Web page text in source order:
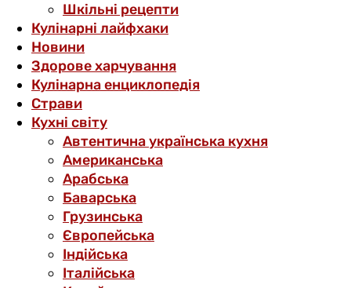
Шкільні рецепти
Кулінарні лайфхаки
Новини
Здорове харчування
Кулінарна енциклопедія
Страви
Кухні світу
Автентична українська кухня
Американська
Арабська
Баварська
Грузинська
Європейська
Індійська
Італійська